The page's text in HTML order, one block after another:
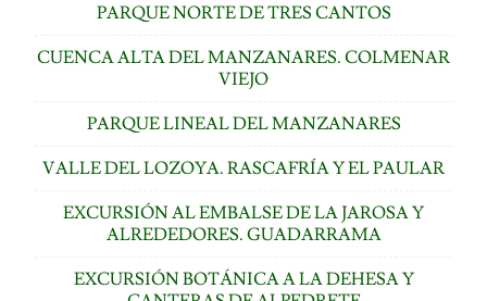
PARQUE NORTE DE TRES CANTOS
CUENCA ALTA DEL MANZANARES. COLMENAR
VIEJO
PARQUE LINEAL DEL MANZANARES
VALLE DEL LOZOYA. RASCAFRÍA Y EL PAULAR
EXCURSIÓN AL EMBALSE DE LA JAROSA Y
ALREDEDORES. GUADARRAMA
EXCURSIÓN BOTÁNICA A LA DEHESA Y